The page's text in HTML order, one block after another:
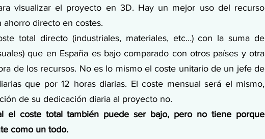
visualizar el proyecto en 3D. Hay un mejor uso del recurso
directo en costes.
total directo (industriales, materiales, etc…) con la suma de
que en España es bajo comparado con otros países y otra
de los recursos. No es lo mismo el coste unitario de un jefe de
que por 12 horas diarias. El coste mensual será el mismo,
de su dedicación diaria al proyecto no.
el coste total también puede ser bajo, pero no tiene porque
como un todo.